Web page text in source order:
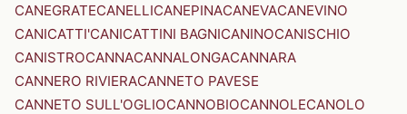
CANEGRATECANELLICANEPINACANEVACANEVINO
CANICATTI'CANICATTINI BAGNICANINOCANISCHIO
CANISTROCANNACANNALONGACANNARA
CANNERO RIVIERACANNETO PAVESE
CANNETO SULL'OGLIOCANNOBIOCANNOLECANOLO